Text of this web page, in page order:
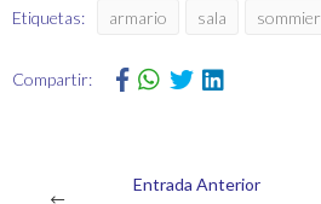
Etiquetas: armario sala sommier
Compartir:
Entrada Anterior